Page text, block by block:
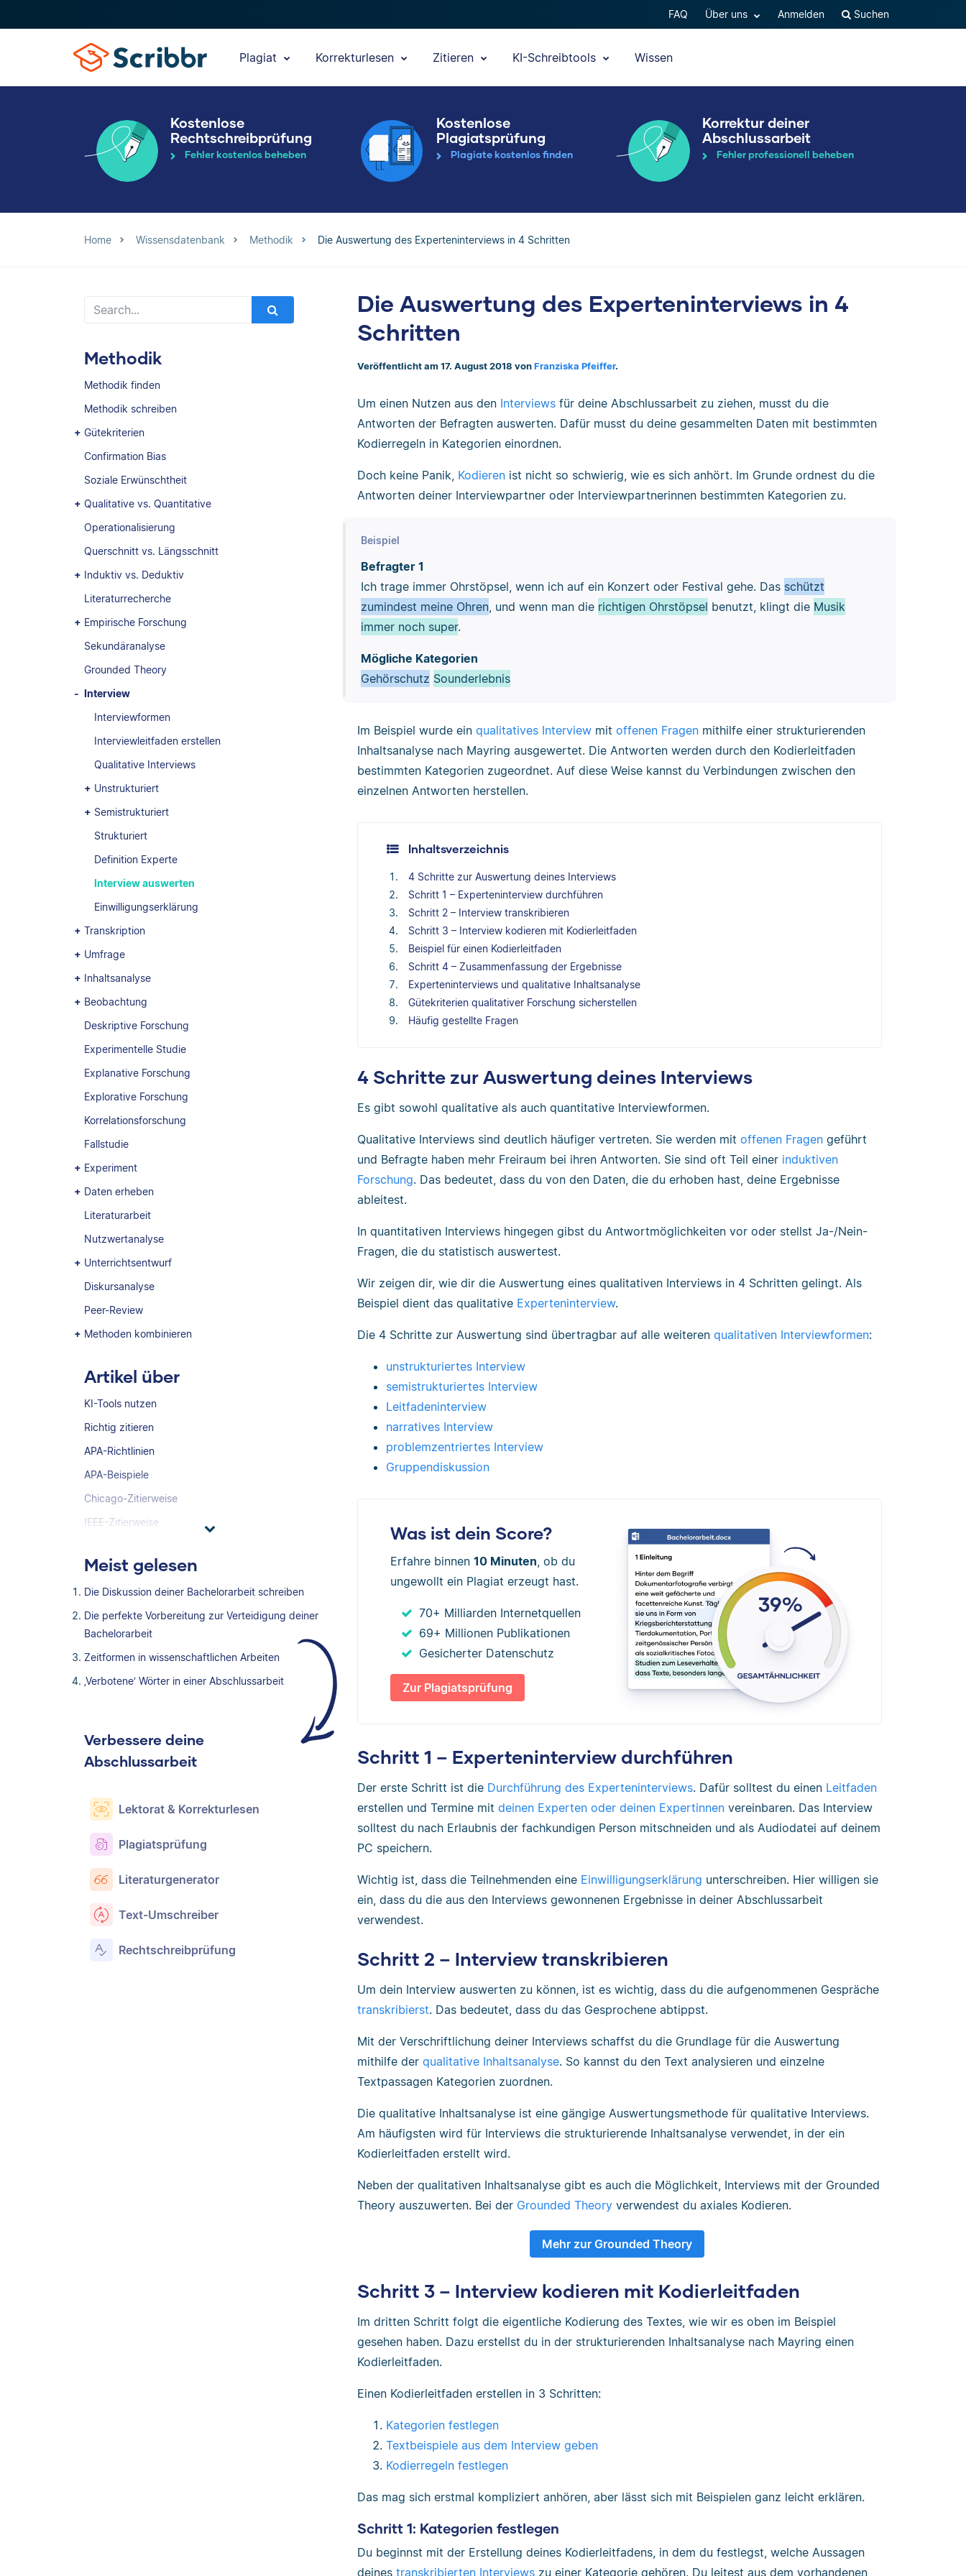
FAQ Über uns Anmelden Suchen
Plagiat Korrekturlesen Zitieren KI-Schreibtools Wissen
Kostenlose
Rechtschreibprüfung
Fehler kostenlos beheben
Kostenlose
Plagiatsprüfung
Plagiate kostenlos finden
Korrektur deiner
Abschlussarbeit
Fehler professionell beheben
Home Wissensdatenbank Methodik Die Auswertung des Experteninterviews in 4 Schritten
Methodik
Methodik finden
Methodik schreiben
Gütekriterien
Confirmation Bias
Soziale Erwünschtheit
Qualitative vs. Quantitative
Operationalisierung
Querschnitt vs. Längsschnitt
Induktiv vs. Deduktiv
Literaturrecherche
Empirische Forschung
Sekundäranalyse
Grounded Theory
Interview
Interviewformen
Interviewleitfaden erstellen
Qualitative Interviews
Unstrukturiert
Semistrukturiert
Strukturiert
Definition Experte
Interview auswerten
Einwilligungserklärung
Transkription
Umfrage
Inhaltsanalyse
Beobachtung
Deskriptive Forschung
Experimentelle Studie
Explanative Forschung
Explorative Forschung
Korrelationsforschung
Fallstudie
Experiment
Daten erheben
Literaturarbeit
Nutzwertanalyse
Unterrichtsentwurf
Diskursanalyse
Peer-Review
Methoden kombinieren
Artikel über
KI-Tools nutzen
Richtig zitieren
APA-Richtlinien
APA-Beispiele
Chicago-Zitierweise
IEEE-Zitierweise
Meist gelesen
Die Diskussion deiner Bachelorarbeit schreiben
Die perfekte Vorbereitung zur Verteidigung deiner
Bachelorarbeit
Zeitformen in wissenschaftlichen Arbeiten
‚Verbotene‘ Wörter in einer Abschlussarbeit
Verbessere deine
Abschlussarbeit
Lektorat & Korrekturlesen
Plagiatsprüfung
Literaturgenerator
Text-Umschreiber
Rechtschreibprüfung
Die Auswertung des Experteninterviews in 4
Schritten
Veröffentlicht am 17. August 2018 von Franziska Pfeiffer.
Um einen Nutzen aus den Interviews für deine Abschlussarbeit zu ziehen, musst du die
Antworten der Befragten auswerten. Dafür musst du deine gesammelten Daten mit bestimmten
Kodierregeln in Kategorien einordnen.
Doch keine Panik, Kodieren ist nicht so schwierig, wie es sich anhört. Im Grunde ordnest du die
Antworten deiner Interviewpartner oder Interviewpartnerinnen bestimmten Kategorien zu.
Beispiel
Befragter 1
Ich trage immer Ohrstöpsel, wenn ich auf ein Konzert oder Festival gehe. Das schützt
zumindest meine Ohren, und wenn man die richtigen Ohrstöpsel benutzt, klingt die Musik
immer noch super.
Mögliche Kategorien
Gehörschutz Sounderlebnis
Im Beispiel wurde ein qualitatives Interview mit offenen Fragen mithilfe einer strukturierenden
Inhaltsanalyse nach Mayring ausgewertet. Die Antworten werden durch den Kodierleitfaden
bestimmten Kategorien zugeordnet. Auf diese Weise kannst du Verbindungen zwischen den
einzelnen Antworten herstellen.
Inhaltsverzeichnis
4 Schritte zur Auswertung deines Interviews
Schritt 1 – Experteninterview durchführen
Schritt 2 – Interview transkribieren
Schritt 3 – Interview kodieren mit Kodierleitfaden
Beispiel für einen Kodierleitfaden
Schritt 4 – Zusammenfassung der Ergebnisse
Experteninterviews und qualitative Inhaltsanalyse
Gütekriterien qualitativer Forschung sicherstellen
Häufig gestellte Fragen
4 Schritte zur Auswertung deines Interviews
Es gibt sowohl qualitative als auch quantitative Interviewformen.
Qualitative Interviews sind deutlich häufiger vertreten. Sie werden mit offenen Fragen geführt
und Befragte haben mehr Freiraum bei ihren Antworten. Sie sind oft Teil einer induktiven
Forschung. Das bedeutet, dass du von den Daten, die du erhoben hast, deine Ergebnisse
ableitest.
In quantitativen Interviews hingegen gibst du Antwortmöglichkeiten vor oder stellst Ja-/Nein-
Fragen, die du statistisch auswertest.
Wir zeigen dir, wie dir die Auswertung eines qualitativen Interviews in 4 Schritten gelingt. Als
Beispiel dient das qualitative Experteninterview.
Die 4 Schritte zur Auswertung sind übertragbar auf alle weiteren qualitativen Interviewformen:
unstrukturiertes Interview
semistrukturiertes Interview
Leitfadeninterview
narratives Interview
problemzentriertes Interview
Gruppendiskussion
Was ist dein Score?
Erfahre binnen 10 Minuten, ob du
ungewollt ein Plagiat erzeugt hast.
70+ Milliarden Internetquellen
69+ Millionen Publikationen
Gesicherter Datenschutz
Zur Plagiatsprüfung
Schritt 1 – Experteninterview durchführen
Der erste Schritt ist die Durchführung des Experteninterviews. Dafür solltest du einen Leitfaden
erstellen und Termine mit deinen Experten oder deinen Expertinnen vereinbaren. Das Interview
solltest du nach Erlaubnis der fachkundigen Person mitschneiden und als Audiodatei auf deinem
PC speichern.
Wichtig ist, dass die Teilnehmenden eine Einwilligungserklärung unterschreiben. Hier willigen sie
ein, dass du die aus den Interviews gewonnenen Ergebnisse in deiner Abschlussarbeit
verwendest.
Schritt 2 – Interview transkribieren
Um dein Interview auswerten zu können, ist es wichtig, dass du die aufgenommenen Gespräche
transkribierst. Das bedeutet, dass du das Gesprochene abtippst.
Mit der Verschriftlichung deiner Interviews schaffst du die Grundlage für die Auswertung
mithilfe der qualitative Inhaltsanalyse. So kannst du den Text analysieren und einzelne
Textpassagen Kategorien zuordnen.
Die qualitative Inhaltsanalyse ist eine gängige Auswertungsmethode für qualitative Interviews.
Am häufigsten wird für Interviews die strukturierende Inhaltsanalyse verwendet, in der ein
Kodierleitfaden erstellt wird.
Neben der qualitativen Inhaltsanalyse gibt es auch die Möglichkeit, Interviews mit der Grounded
Theory auszuwerten. Bei der Grounded Theory verwendest du axiales Kodieren.
Mehr zur Grounded Theory
Schritt 3 – Interview kodieren mit Kodierleitfaden
Im dritten Schritt folgt die eigentliche Kodierung des Textes, wie wir es oben im Beispiel
gesehen haben. Dazu erstellst du in der strukturierenden Inhaltsanalyse nach Mayring einen
Kodierleitfaden.
Einen Kodierleitfaden erstellen in 3 Schritten:
Kategorien festlegen
Textbeispiele aus dem Interview geben
Kodierregeln festlegen
Das mag sich erstmal kompliziert anhören, aber lässt sich mit Beispielen ganz leicht erklären.
Schritt 1: Kategorien festlegen
Du beginnst mit der Erstellung deines Kodierleitfadens, in dem du festlegst, welche Aussagen
deines transkribierten Interviews zu einer Kategorie gehören. Du leitest aus dem vorhandenen